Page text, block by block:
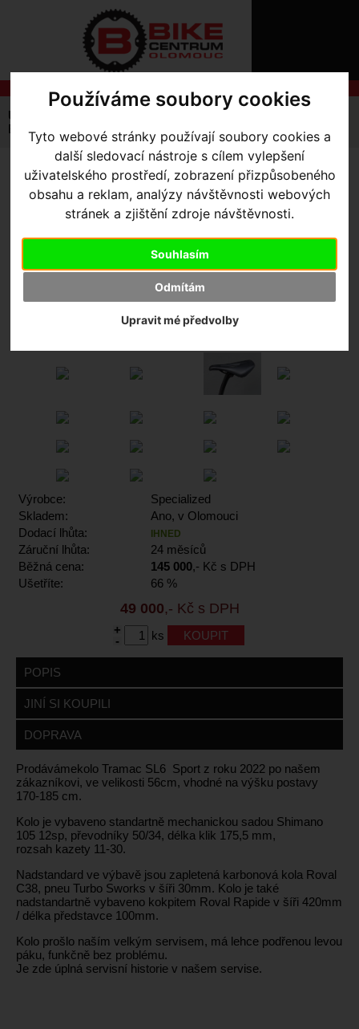
Používáme soubory cookies
Tyto webové stránky používají soubory cookies a
další sledovací nástroje s cílem vylepšení
uživatelského prostředí, zobrazení přizpůsobeného
obsahu a reklam, analýzy návštěvnosti webových
stránek a zjištění zdroje návštěvnosti.
Souhlasím
Odmítám
Upravit mé předvolby
NÁS
NÁKUPU
SLUŽBY
REGISTRACE
ZTRATILI
Úvodní strana
BAZAR - Tarmac SL6 Sport 2022 - 56cm Flo Red
BAZAR - TARMAC SL6
SPORT 2022 - 56CM FLO
RED
Výrobce:
Specialized
Skladem:
Ano, v Olomouci
Dodací lhůta:
IHNED
Záruční lhůta:
24 měsíců
Běžná cena:
145 000,- Kč s DPH
Ušetříte:
66 %
49 000,- Kč s DPH
+
-
ks
POPIS
JINÍ SI KOUPILI
DOPRAVA
Prodávámekolo Tramac SL6 Sport z roku 2022 po našem
zákazníkovi, ve velikosti 56cm, vhodné na výšku postavy
170-185 cm.
Kolo je vybaveno standartně mechanickou sadou Shimano
105 12sp, převodníky 50/34, délka klik 175,5 mm,
rozsah kazety 11-30.
Nadstandard ve výbavě jsou zapletená karbonová kola Roval
C38, pneu Turbo Sworks v šíři 30mm. Kolo je také
nadstandartně vybaveno kokpitem Roval Rapide v šíři 420mm
/ délka představce 100mm.
Kolo prošlo naším velkým servisem, má lehce podřenou levou
páku, funkčně bez problému.
Je zde úplná servisní historie v našem servise.